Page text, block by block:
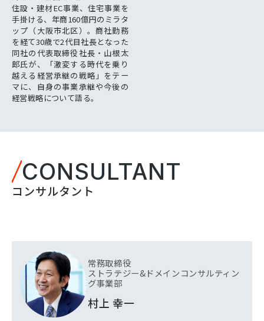
住設・建材EC事業、住宅事業を
手掛ける、年商160億円のミラタ
ップ（大阪市北区）。商社勤務
を経て30歳で2代目社長となった
同社の代表取締役社長・山根太
郎氏が、「激変する時代を乗り
越える経営承継の戦略」をテー
マに、自身の事業承継や今後の
経営戦略について語る。
CONSULTANT
コンサルタント
常務取締役
ストラテジー&ドメインコンサルティン
グ事業部
村上 幸一